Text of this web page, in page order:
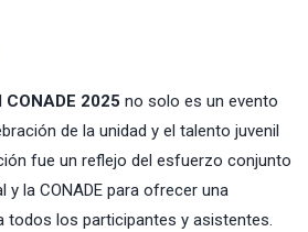
2025 no solo es un evento
de la unidad y el talento juvenil
fue un reflejo del esfuerzo conjunto
y la CONADE para ofrecer una
todos los participantes y asistentes.